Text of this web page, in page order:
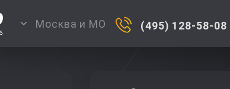
Москва и МО (495) 128-58-08